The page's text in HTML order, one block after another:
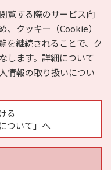
覧する際のサービス向
、クッキー（Cookie）
を継続されることで、ク
します。詳細について
情報の取り扱いについ
る
ついて」へ
い合わせ
Reserved.